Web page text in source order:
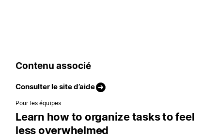
Contenu associé
Consulter le site d’aide
Pour les équipes
Learn how to organize tasks to feel
less overwhelmed